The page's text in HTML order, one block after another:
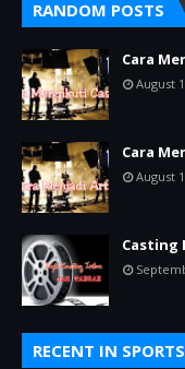
RANDOM POSTS
Cara
August
Cara
August
Casting
RECENT IN SPORTS